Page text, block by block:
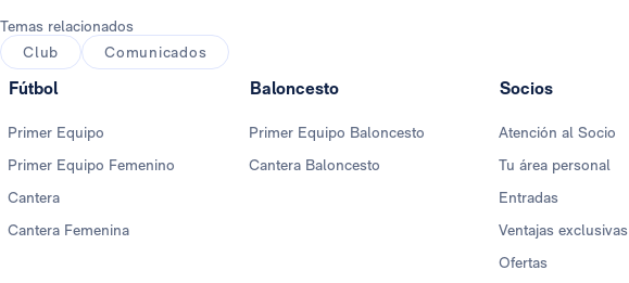
Temas relacionados
Club
Comunicados
Fútbol
Primer Equipo
Primer Equipo Femenino
Cantera
Cantera Femenina
Baloncesto
Primer Equipo Baloncesto
Cantera Baloncesto
Socios
Atención al Socio
Tu área personal
Entradas
Ventajas exclusivas
Ofertas